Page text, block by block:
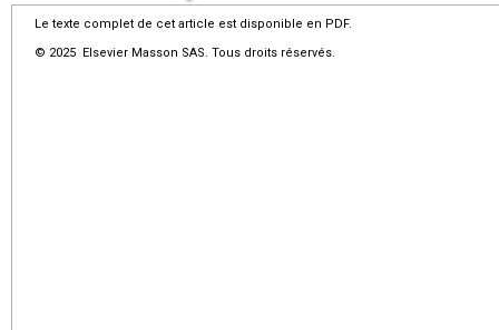
Le texte complet de cet article est disponible en PDF.
© 2025 Elsevier Masson SAS. Tous droits réservés.